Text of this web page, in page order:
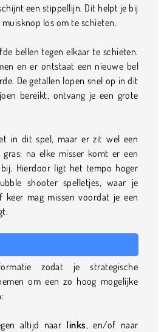
een stippellijn. Dit helpt je bij
los om te schieten.
bellen tegen elkaar te schieten.
en er ontstaat een nieuwe bel
De getallen lopen snel op in dit
bereikt, ontvang je een grote
in dit spel, maar er zit wel een
na elke misser komt er een
Hierdoor ligt het tempo hoger
shooter spelletjes, waar je
mag missen voordat je een
zodat je strategische
om een zo hoog mogelijke
altijd naar links, en/of naar